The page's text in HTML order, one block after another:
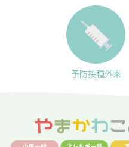
予防接種外来